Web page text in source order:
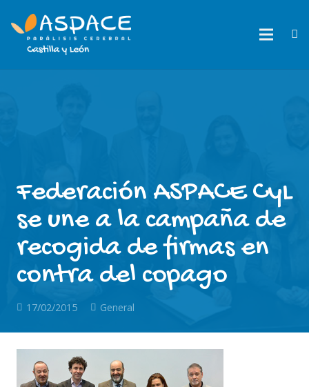
Federación ASPACE CyL
se une a la campaña de
recogida de firmas en
contra del copago
17/02/2015 General